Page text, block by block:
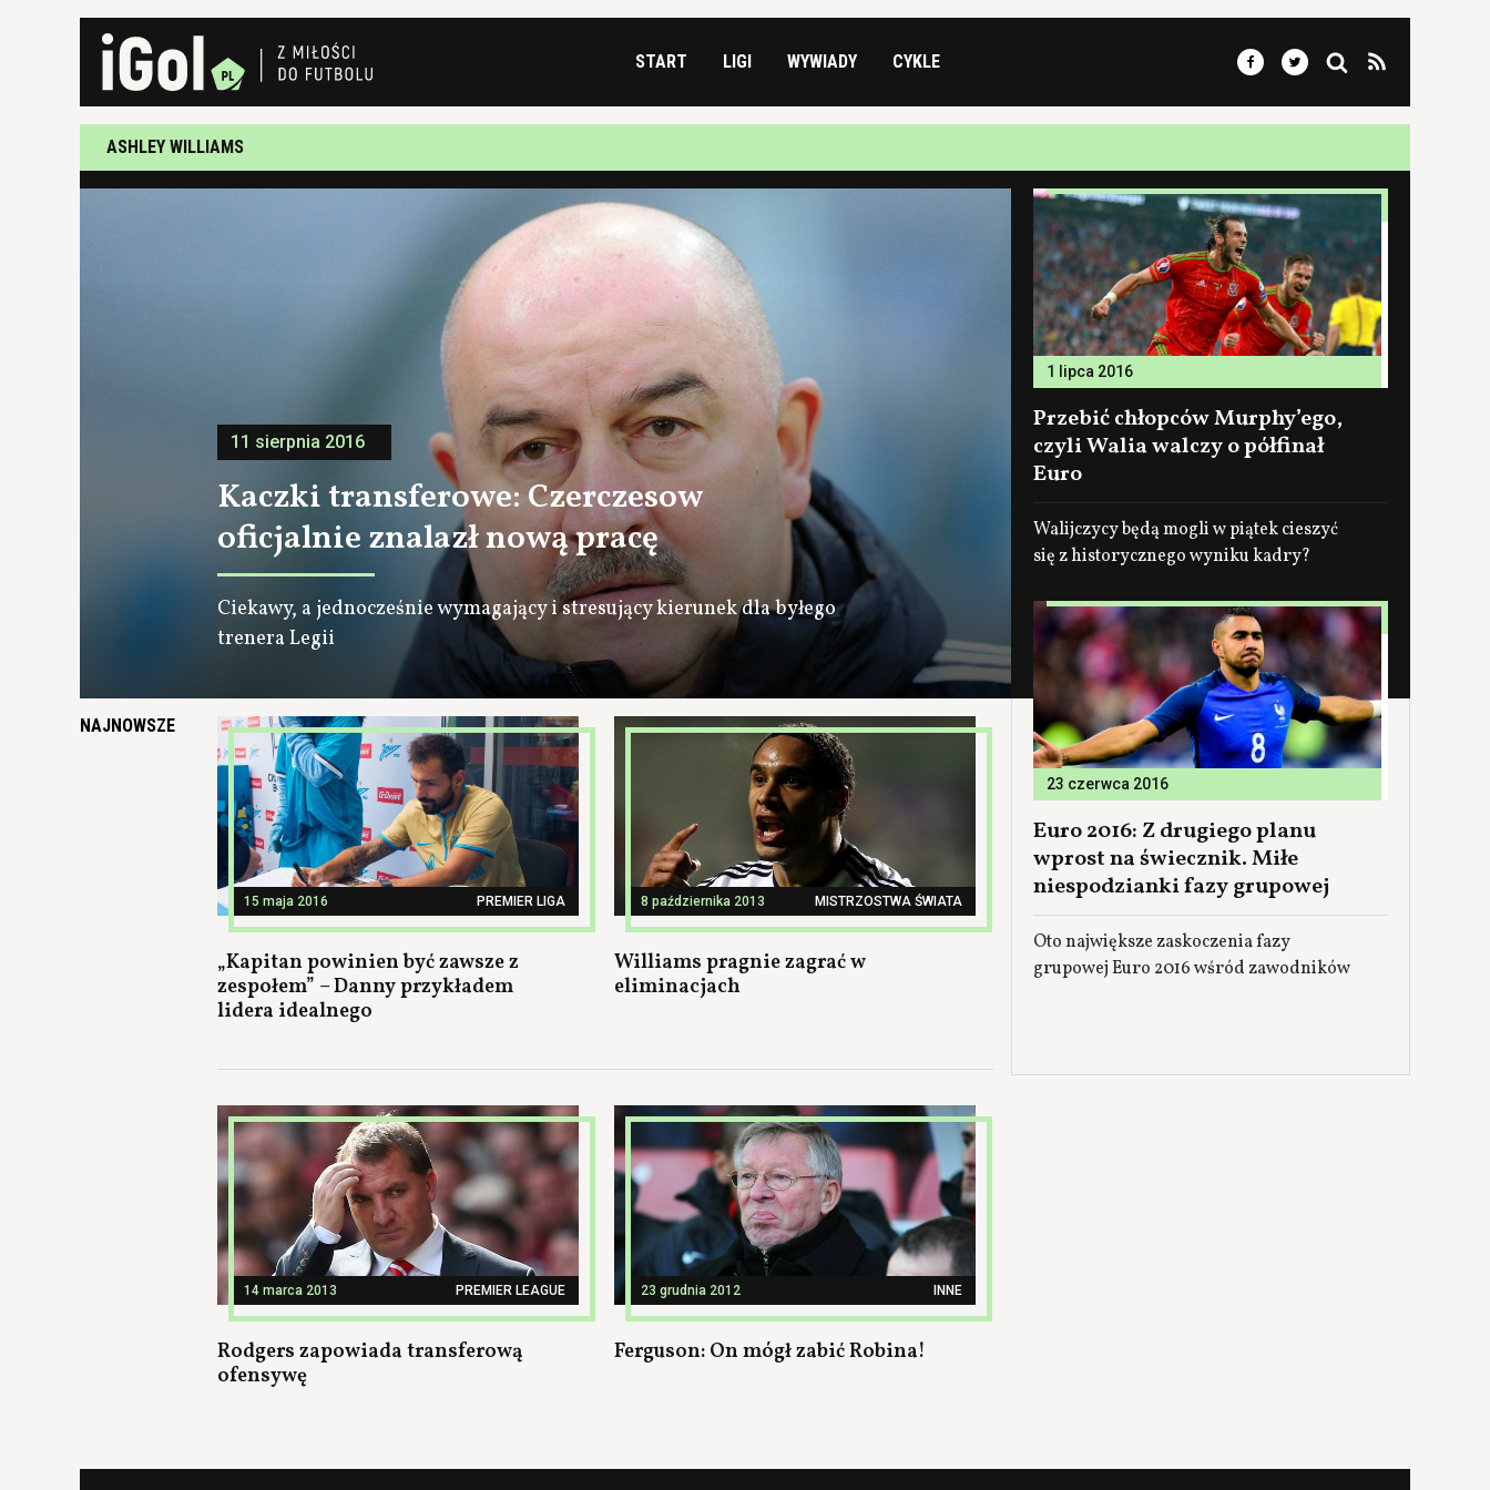
START LIGI WYWIADY CYKLE
ASHLEY WILLIAMS
11 sierpnia 2016
Kaczki transferowe: Czerczesow
oficjalnie znalazł nową pracę
Ciekawy, a jednocześnie wymagający i stresujący kierunek dla byłego
trenera Legii
1 lipca 2016
Przebić chłopców Murphy’ego,
czyli Walia walczy o półfinał
Euro
Walijczycy będą mogli w piątek cieszyć
się z historycznego wyniku kadry?
23 czerwca 2016
Euro 2016: Z drugiego planu
wprost na świecznik. Miłe
niespodzianki fazy grupowej
Oto największe zaskoczenia fazy
grupowej Euro 2016 wśród zawodników
NAJNOWSZE
15 maja 2016 PREMIER LIGA
„Kapitan powinien być zawsze z
zespołem” – Danny przykładem
lidera idealnego
8 października 2013 MISTRZOSTWA ŚWIATA
Williams pragnie zagrać w
eliminacjach
14 marca 2013 PREMIER LEAGUE
Rodgers zapowiada transferową
ofensywę
23 grudnia 2012 INNE
Ferguson: On mógł zabić Robina!